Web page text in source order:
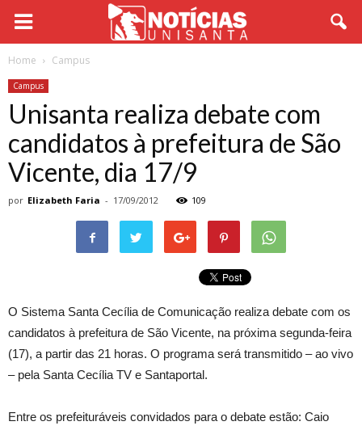
Home Campus
Campus
Unisanta realiza debate com
candidatos à prefeitura de São
Vicente, dia 17/9
por Elizabeth Faria - 17/09/2012 109
O Sistema Santa Cecília de Comunicação realiza debate com os
candidatos à prefeitura de São Vicente, na próxima segunda-feira
(17), a partir das 21 horas. O programa será transmitido – ao vivo
– pela Santa Cecília TV e Santaportal.
Entre os prefeituráveis convidados para o debate estão: Caio